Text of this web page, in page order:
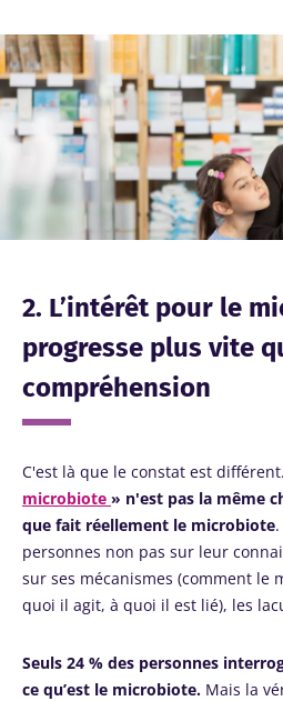
Image
2. L’intérêt pour le
progresse plus vite
compréhension
C'est là que le constat est différent.
microbiote » n'est pas la même
que fait réellement le microbiote
personnes non pas sur leur
sur ses mécanismes (comment le
quoi il agit, à quoi il est lié), les
Seuls 24 % des personnes
ce qu’est le microbiote. Mais la